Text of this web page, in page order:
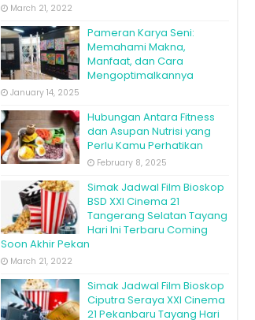
March 21, 2022
Pameran Karya Seni:
Memahami Makna,
Manfaat, dan Cara
Mengoptimalkannya
January 14, 2025
Hubungan Antara Fitness
dan Asupan Nutrisi yang
Perlu Kamu Perhatikan
February 8, 2025
Simak Jadwal Film Bioskop
BSD XXI Cinema 21
Tangerang Selatan Tayang
Hari Ini Terbaru Coming
Soon Akhir Pekan
March 21, 2022
Simak Jadwal Film Bioskop
Ciputra Seraya XXI Cinema
21 Pekanbaru Tayang Hari